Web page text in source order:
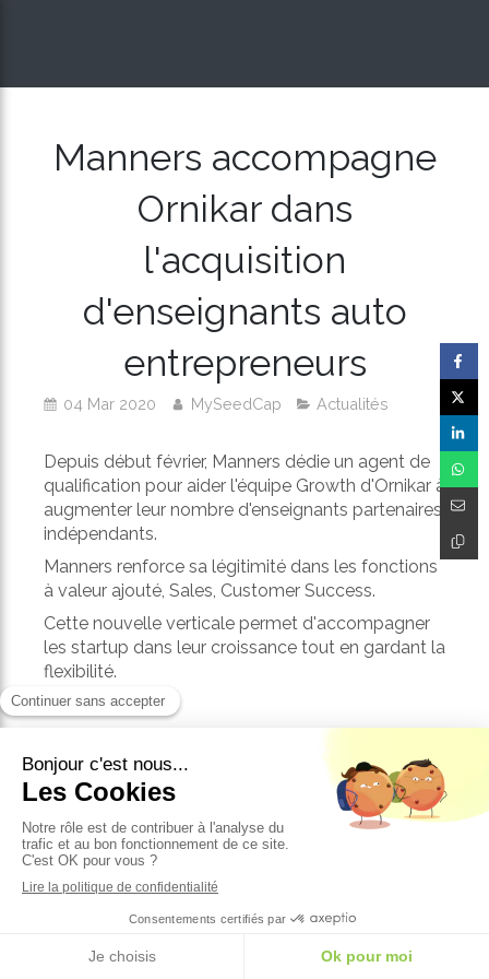
Manners accompagne
Ornikar dans
l'acquisition
d'enseignants auto
entrepreneurs
04 Mar 2020 MySeedCap Actualités
Depuis début février, Manners dédie un agent de
qualification pour aider l'équipe Growth d'Ornikar à
augmenter leur nombre d'enseignants partenaires
indépendants.
Manners renforce sa légitimité dans les fonctions
à valeur ajouté, Sales, Customer Success.
Cette nouvelle verticale permet d'accompagner
les startup dans leur croissance tout en gardant la
flexibilité.
Précédent
ELAMP lève 2 millions d'euros